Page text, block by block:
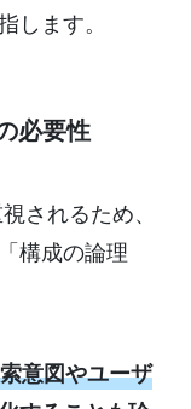
します。
必要性
されるため、
構成の論理
意図やユーザ